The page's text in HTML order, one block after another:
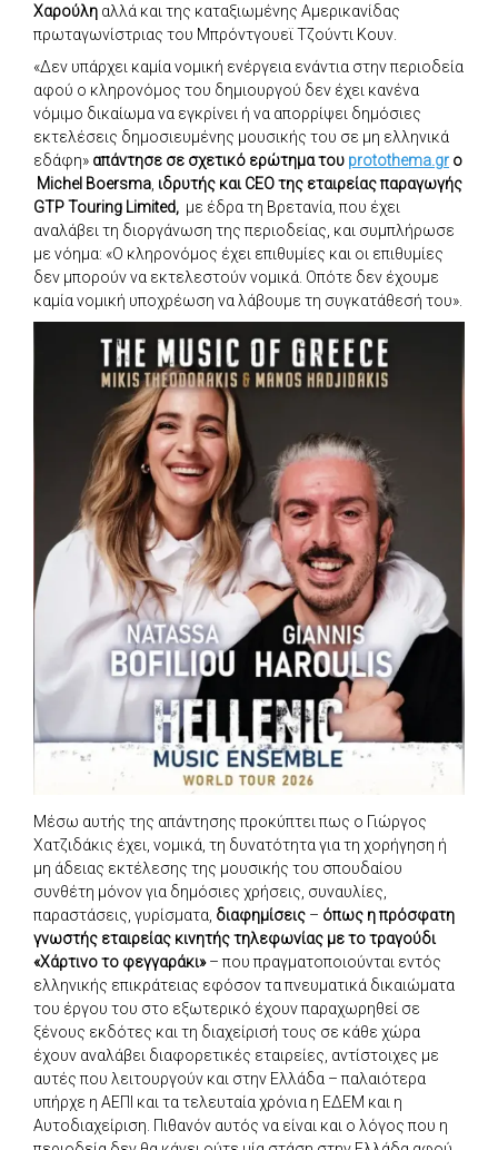
Χαρούλη αλλά και της καταξιωμένης Αμερικανίδας
πρωταγωνίστριας του Μπρόντγουεϊ Τζούντι Κουν.
«Δεν υπάρχει καμία νομική ενέργεια ενάντια στην περιοδεία
αφού ο κληρονόμος του δημιουργού δεν έχει κανένα
νόμιμο δικαίωμα να εγκρίνει ή να απορρίψει δημόσιες
εκτελέσεις δημοσιευμένης μουσικής του σε μη ελληνικά
εδάφη» απάντησε σε σχετικό ερώτημα του protothema.gr o
Michel Boersma ιδρυτής και CEO της εταιρείας παραγωγής
GTP Touring Limited, με έδρα τη Βρετανία, που έχει
αναλάβει τη διοργάνωση της περιοδείας, και συμπλήρωσε
με νόημα: «Ο κληρονόμος έχει επιθυμίες και οι επιθυμίες
δεν μπορούν να εκτελεστούν νομικά. Οπότε δεν έχουμε
καμία νομική υποχρέωση να λάβουμε τη συγκατάθεσή του».
Μέσω αυτής της απάντησης προκύπτει πως ο Γιώργος
Χατζιδάκις έχει, νομικά, τη δυνατότητα για τη χορήγηση ή
μη άδειας εκτέλεσης της μουσικής του σπουδαίου
συνθέτη μόνον για δημόσιες χρήσεις, συναυλίες,
παραστάσεις, γυρίσματα, διαφημίσεις – όπως η πρόσφατη
γνωστής εταιρείας κινητής τηλεφωνίας με το τραγούδι
«Χάρτινο το φεγγαράκι»– που πραγματοποιούνται εντός
ελληνικής επικράτειας εφόσον τα πνευματικά δικαιώματα
του έργου του στο εξωτερικό έχουν παραχωρηθεί σε
ξένους εκδότες και τη διαχείρισή τους σε κάθε χώρα
έχουν αναλάβει διαφορετικές εταιρείες, αντίστοιχες με
αυτές που λειτουργούν και στην Ελλάδα – παλαιότερα
υπήρχε η ΑΕΠΙ και τα τελευταία χρόνια η ΕΔΕΜ και η
Αυτοδιαχείριση. Πιθανόν αυτός να είναι και ο λόγος που η